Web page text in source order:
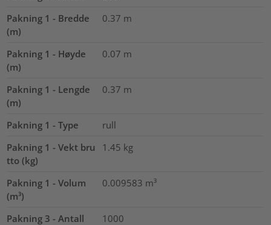
Pakning 1 - Bredde
(m)
0.37 m
Pakning 1 - Høyde
(m)
0.07 m
Pakning 1 - Lengde
(m)
0.37 m
Pakning 1 - Type
rull
Pakning 1 - Vekt bru
tto (kg)
1.45 kg
Pakning 1 - Volum
(m³)
0.009583 m³
Pakning 3 - Antall
1000